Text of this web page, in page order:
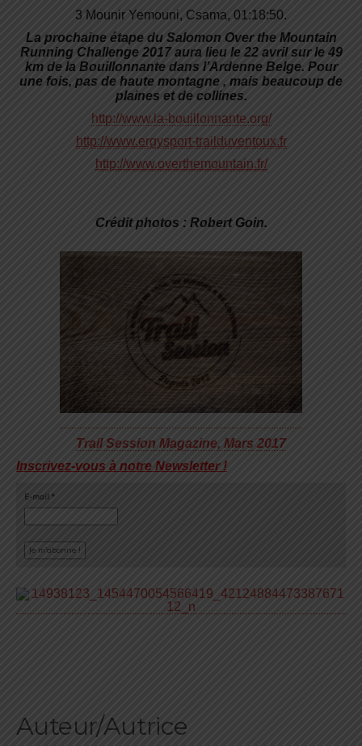
3 Mounir Yemouni, Csama, 01:18:50.
La prochaine étape du Salomon Over the Mountain
Running Challenge 2017 aura lieu le 22 avril sur le 49
km de la Bouillonnante dans l’Ardenne Belge. Pour
une fois, pas de haute montagne , mais beaucoup de
plaines et de collines.
http://www.la-bouillonnante.org/
http://www.ergysport-trailduventoux.fr
http://www.overthemountain.fr/
Crédit photos : Robert Goin.
Trail Session Magazine, Mars 2017
Inscrivez-vous à notre Newsletter !
E-mail *
Auteur/Autrice